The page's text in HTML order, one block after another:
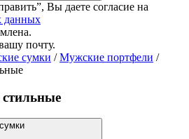
Вы даете согласие на
данных
почту.
сумки / Мужские портфели /